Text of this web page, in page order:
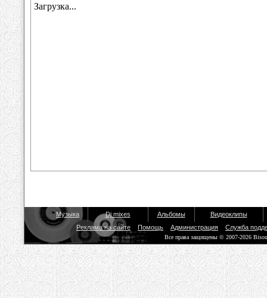
Музыка Dj mixes Альбомы
Видеоклипы
Реклама на сайте
Помощь Администрация Служба
Все права защищены © 2007-2026